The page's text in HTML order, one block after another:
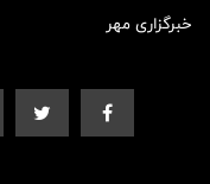
خبرگزاری مهر